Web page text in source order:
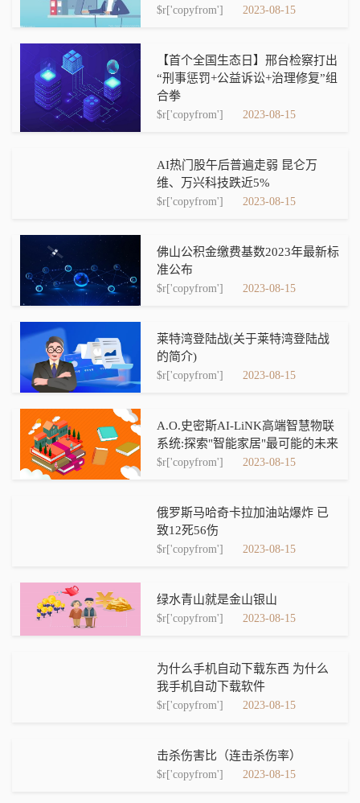
$r['copyfrom'] 2023-08-15
【首个全国生态日】邢台检察打出
“刑事惩罚+公益诉讼+治理修复”组
合拳
$r['copyfrom'] 2023-08-15
AI热门股午后普遍走弱 昆仑万
维、万兴科技跌近5%
$r['copyfrom'] 2023-08-15
佛山公积金缴费基数2023年最新标
准公布
$r['copyfrom'] 2023-08-15
莱特湾登陆战(关于莱特湾登陆战
的简介)
$r['copyfrom'] 2023-08-15
A.O.史密斯AI-LiNK高端智慧物联
系统:探索"智能家居"最可能的未来
$r['copyfrom'] 2023-08-15
俄罗斯马哈奇卡拉加油站爆炸 已
致12死56伤
$r['copyfrom'] 2023-08-15
绿水青山就是金山银山
$r['copyfrom'] 2023-08-15
为什么手机自动下载东西 为什么
我手机自动下载软件
$r['copyfrom'] 2023-08-15
击杀伤害比（连击杀伤率）
$r['copyfrom'] 2023-08-15